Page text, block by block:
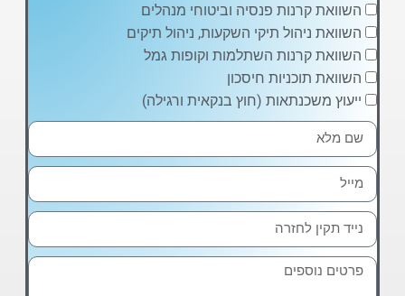
השוואת קרנות פנסיה וביטוחי מנהלים
השוואת ניהול תיקי השקעות, ניהול תיקים
השוואת קרנות השתלמות וקופות גמל
השוואת תוכניות חיסכון
ייעוץ משכנתאות (חוץ בנקאית ורגילה)